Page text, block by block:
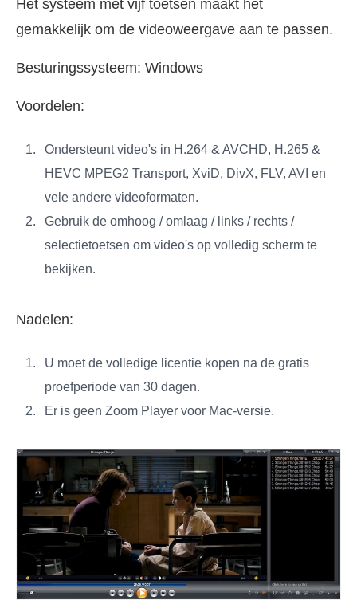
Het systeem met vijf toetsen maakt het
gemakkelijk om de videoweergave aan te passen.
Besturingssysteem: Windows
Voordelen:
Ondersteunt video's in H.264 & AVCHD, H.265 &
HEVC MPEG2 Transport, XviD, DivX, FLV, AVI en
vele andere videoformaten.
Gebruik de omhoog / omlaag / links / rechts /
selectietoetsen om video's op volledig scherm te
bekijken.
Nadelen:
U moet de volledige licentie kopen na de gratis
proefperiode van 30 dagen.
Er is geen Zoom Player voor Mac-versie.